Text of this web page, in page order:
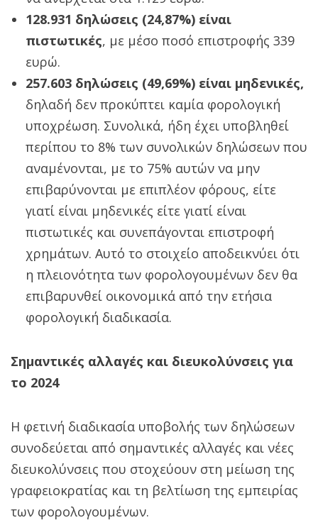
128.931 δηλώσεις (24,87%) είναι
πιστωτικές, με μέσο ποσό επιστροφής 339
ευρώ.
257.603 δηλώσεις (49,69%) είναι μηδενικές,
δηλαδή δεν προκύπτει καμία φορολογική
υποχρέωση. Συνολικά, ήδη έχει υποβληθεί
περίπου το 8% των συνολικών δηλώσεων που
αναμένονται, με το 75% αυτών να μην
επιβαρύνονται με επιπλέον φόρους, είτε
γιατί είναι μηδενικές είτε γιατί είναι
πιστωτικές και συνεπάγονται επιστροφή
χρημάτων. Αυτό το στοιχείο αποδεικνύει ότι
η πλειονότητα των φορολογουμένων δεν θα
επιβαρυνθεί οικονομικά από την ετήσια
φορολογική διαδικασία.
Σημαντικές αλλαγές και διευκολύνσεις για
το 2024
Η φετινή διαδικασία υποβολής των δηλώσεων
συνοδεύεται από σημαντικές αλλαγές και νέες
διευκολύνσεις που στοχεύουν στη μείωση της
γραφειοκρατίας και τη βελτίωση της εμπειρίας
των φορολογουμένων.